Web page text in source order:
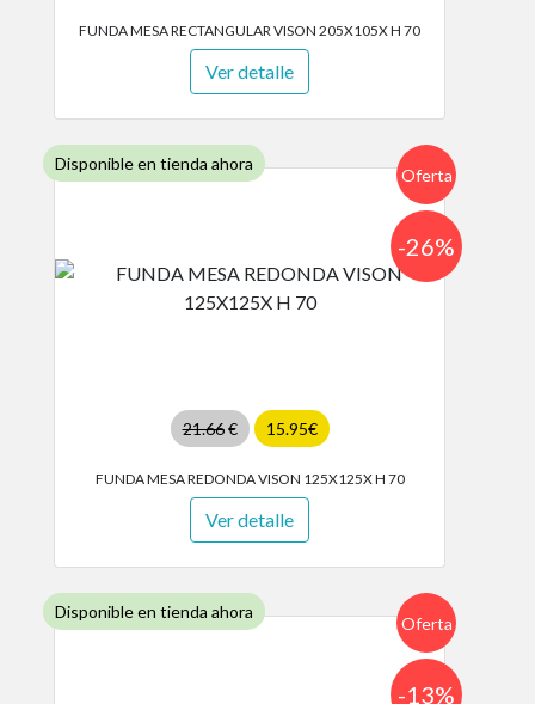
FUNDA MESA RECTANGULAR VISON 205X105X H 70
Ver detalle
Disponible en tienda ahora
Oferta
21.66€ 15.95€
-26%
FUNDA MESA REDONDA VISON 125X125X H 70
Ver detalle
Disponible en tienda ahora
Oferta
-13%